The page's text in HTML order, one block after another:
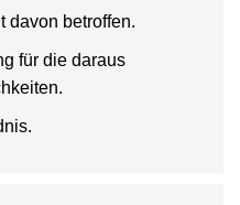
davon betroffen.
für die daraus